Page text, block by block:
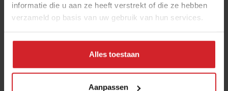
informatie die u aan ze heeft verstrekt of die ze hebben
verzameld op basis van uw gebruik van hun services.
Alles toestaan
Aanpassen
Mijn favo influencer gaat naar Japan,
dus ik ga naar Japan